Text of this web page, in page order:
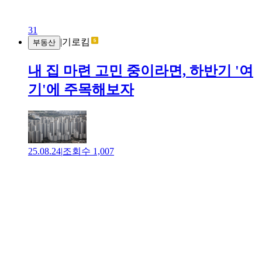
31
부동산 |기로킴
내 집 마련 고민 중이라면, 하반기 '여
기'에 주목해보자
25.08.24|조회수 1,007